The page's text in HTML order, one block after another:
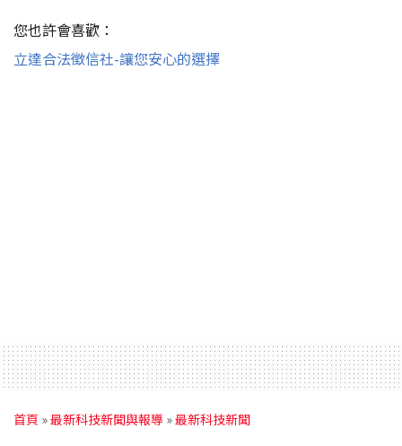
您也許會喜歡：
立達合法徵信社-讓您安心的選擇
首頁 »最新科技新聞與報導 »最新科技新聞